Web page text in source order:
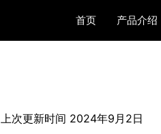
首页 产品介绍
上次更新时间 2024年9月2日